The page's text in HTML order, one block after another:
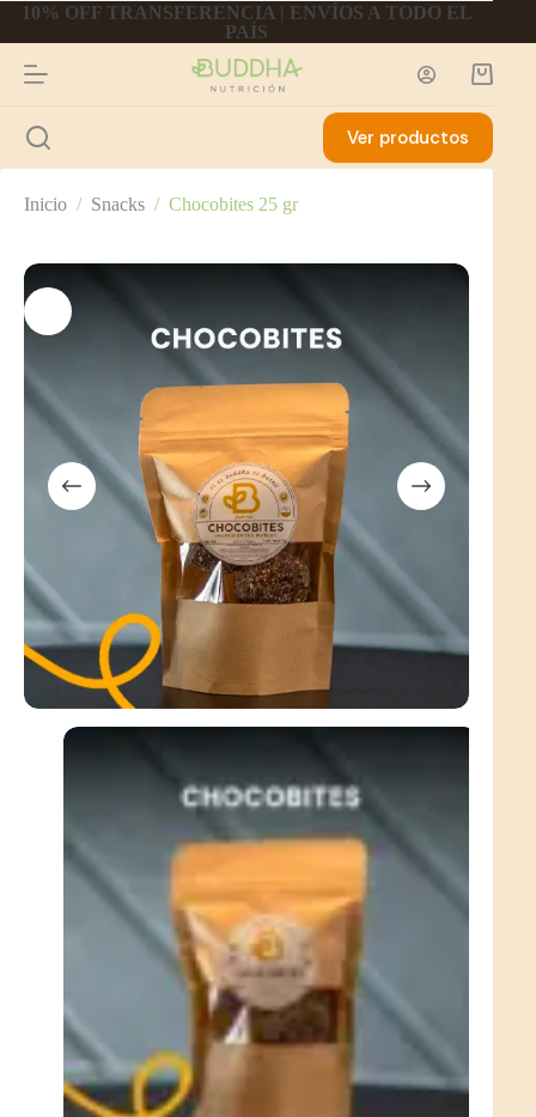
10% OFF TRANSFERENCIA | ENVÍOS A TODO EL
PAÍS
Ver productos
Inicio / Snacks / Chocobites 25 gr